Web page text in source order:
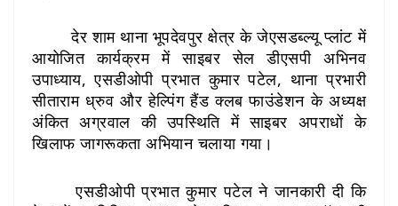
देर शाम थाना भूपदेवपुर क्षेत्र के जेएसडब्ल्यू प्लांट में
आयोजित कार्यक्रम में साइबर सेल डीएसपी अभिनव
उपाध्याय, एसडीओपी प्रभात कुमार पटेल, थाना प्रभारी
सीताराम ध्रुव और हेल्पिंग हैंड क्लब फाउंडेशन के अध्यक्ष
अंकित अग्रवाल की उपस्थिति में साइबर अपराधों के
खिलाफ जागरूकता अभियान चलाया गया।
एसडीओपी प्रभात कुमार पटेल ने जानकारी दी कि